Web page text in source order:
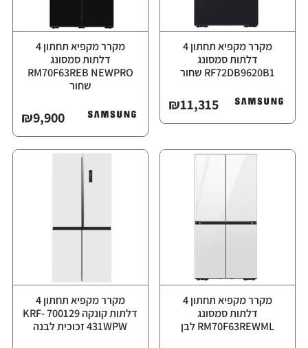
מקרר מקפיא תחתון 4
דלתות סמסונג
RF72DB9620B1 שחור
₪11,315
מקרר מקפיא תחתון 4
דלתות סמסונג
RM70F63REB NEWPRO
שחור
₪9,900
מקרר מקפיא תחתון 4
דלתות סמסונג
RM70F63REWML לבן
מקרר מקפיא תחתון 4
דלתות קונקה 700129 KRF-
431WPW זכוכית לבנה